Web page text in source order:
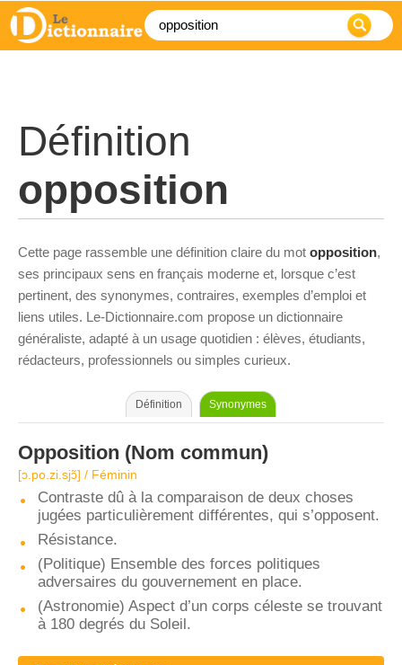
Définition
opposition
Cette page rassemble une définition claire du mot opposition,
ses principaux sens en français moderne et, lorsque c’est
pertinent, des synonymes, contraires, exemples d’emploi et
liens utiles. Le-Dictionnaire.com propose un dictionnaire
généraliste, adapté à un usage quotidien : élèves, étudiants,
rédacteurs, professionnels ou simples curieux.
Définition Synonymes
Opposition (Nom commun)
[ɔ.po.zi.sjɔ̃] / Féminin
Contraste dû à la comparaison de deux choses
jugées particulièrement différentes, qui s’opposent.
Résistance.
(Politique) Ensemble des forces politiques
adversaires du gouvernement en place.
(Astronomie) Aspect d’un corps céleste se trouvant
à 180 degrés du Soleil.